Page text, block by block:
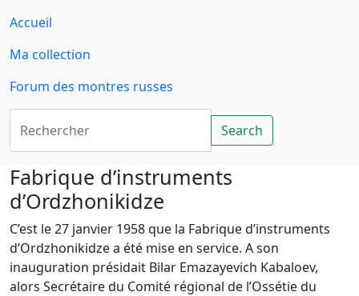
Accueil
Ma collection
Forum des montres russes
Rechercher
Search
Fabrique d’instruments
d’Ordzhonikidze
C’est le 27 janvier 1958 que la Fabrique d’instruments
d’Ordzhonikidze a été mise en service. A son
inauguration présidait Bilar Emazayevich Kabaloev,
alors Secrétaire du Comité régional de l’Ossétie du